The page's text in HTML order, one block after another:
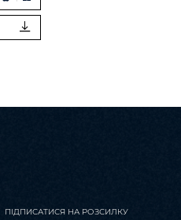
ПІДПИСАТИСЯ НА РОЗСИЛКУ